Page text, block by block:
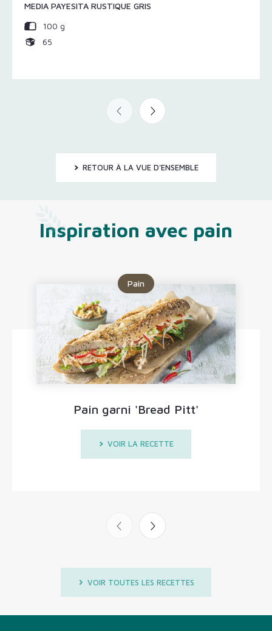
MEDIA PAYESITA RUSTIQUE GRIS
100 g
65
RETOUR À LA VUE D'ENSEMBLE
Inspiration avec pain
Pain
Pain garni 'Bread Pitt'
VOIR LA RECETTE
VOIR TOUTES LES RECETTES